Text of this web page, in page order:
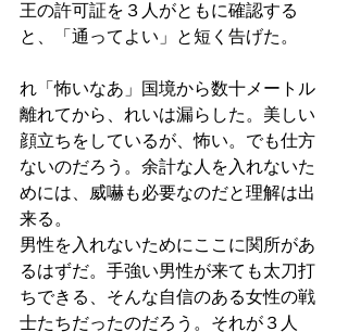
王の許可証を３人がともに確認する
と、「通ってよい」と短く告げた。
れ「怖いなあ」国境から数十メートル
離れてから、れいは漏らした。美しい
顔立ちをしているが、怖い。でも仕方
ないのだろう。余計な人を入れないた
めには、威嚇も必要なのだと理解は出
来る。
男性を入れないためにここに関所があ
るはずだ。手強い男性が来ても太刀打
ちできる、そんな自信のある女性の戦
士たちだったのだろう。それが３人